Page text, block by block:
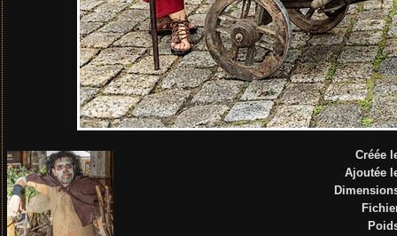
Créée
Ajoutée